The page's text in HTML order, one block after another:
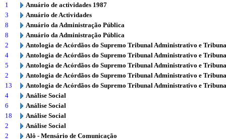
1
Anuário de actividades 1987
3
Anuário de Actividades
8
Anuário da Administração Pública
8
Anuário da Administração Pública
2
Antologia de Acórdãos do Supremo Tribunal Administrativo e
4
Antologia de Acórdãos do Supremo Tribunal Administrativo e
5
Antologia de Acórdãos do Supremo Tribunal Administrativo e
2
Antologia de Acórdãos do Supremo Tribunal Administrativo e
13
Antologia de Acórdãos do Supremo Tribunal Administrativo e
4
Análise Social
6
Análise Social
18
Análise Social
2
Análise Social
2
Alô - Mensário de Comunicação